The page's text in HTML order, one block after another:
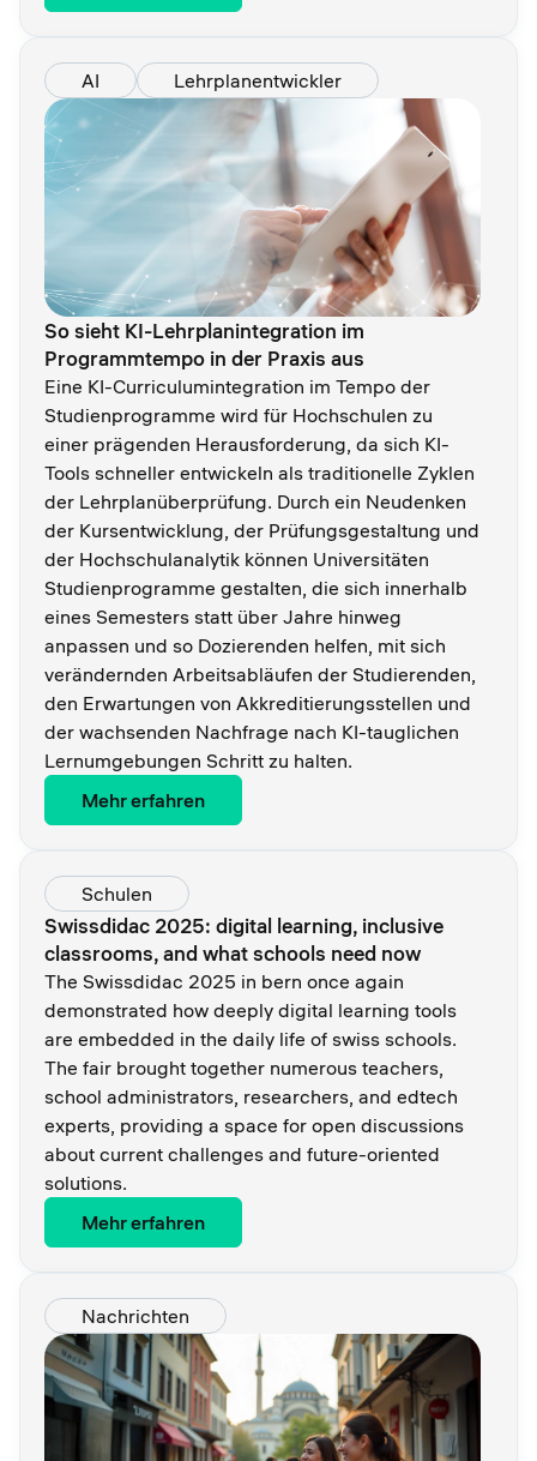
AI Lehrplanentwickler
So sieht KI-Lehrplanintegration im
Programmtempo in der Praxis aus
Eine KI-Curriculumintegration im Tempo der
Studienprogramme wird für Hochschulen zu
einer prägenden Herausforderung, da sich KI-
Tools schneller entwickeln als traditionelle Zyklen
der Lehrplanüberprüfung. Durch ein Neudenken
der Kursentwicklung, der Prüfungsgestaltung und
der Hochschulanalytik können Universitäten
Studienprogramme gestalten, die sich innerhalb
eines Semesters statt über Jahre hinweg
anpassen und so Dozierenden helfen, mit sich
verändernden Arbeitsabläufen der Studierenden,
den Erwartungen von Akkreditierungsstellen und
der wachsenden Nachfrage nach KI-tauglichen
Lernumgebungen Schritt zu halten.
Mehr erfahren
Schulen
Swissdidac 2025: digital learning, inclusive
classrooms, and what schools need now
The Swissdidac 2025 in bern once again
demonstrated how deeply digital learning tools
are embedded in the daily life of swiss schools.
The fair brought together numerous teachers,
school administrators, researchers, and edtech
experts, providing a space for open discussions
about current challenges and future-oriented
solutions.
Mehr erfahren
Nachrichten